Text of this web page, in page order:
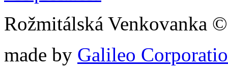
Rožmitálská Venkovanka
made by Galileo